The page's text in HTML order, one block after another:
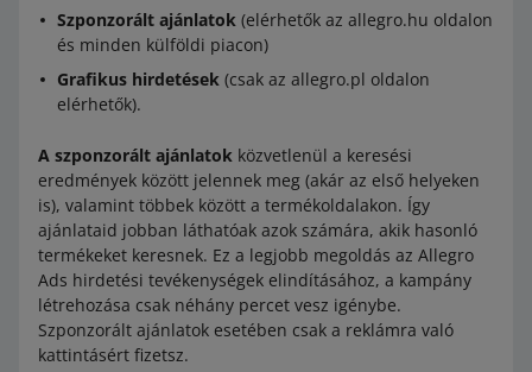
Szponzorált ajánlatok (elérhetők az allegro.hu oldalon
és minden külföldi piacon)
Grafikus hirdetések (csak az allegro.pl oldalon
elérhetők).
A szponzorált ajánlatok közvetlenül a keresési
eredmények között jelennek meg (akár az első helyeken
is), valamint többek között a termékoldalakon. Így
ajánlataid jobban láthatóak azok számára, akik hasonló
termékeket keresnek. Ez a legjobb megoldás az Allegro
Ads hirdetési tevékenységek elindításához, a kampány
létrehozása csak néhány percet vesz igénybe.
Szponzorált ajánlatok esetében csak a reklámra való
kattintásért fizetsz.